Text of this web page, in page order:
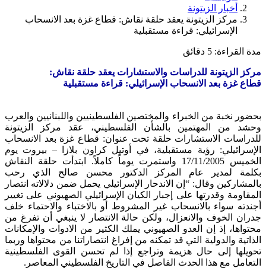
أخبار الزيتونة
مركز الزيتونة يعقد حلقة نقاش: قطاع غزة بعد الانسحاب
الإسرائيلي: قراءة مستقبلية
مدة القراءة: 5 دقائق
مركز الزيتونة للدراسات والاستشارات يعقد حلقة نقاش:
قطاع غزة بعد الانسحاب الإسرائيلي: قراءة مستقبلية
بحضور نخبة من الخبراء والمختصين الفلسطينيين واللبنانيين والعرب
وحشد من المهتمين بالشأن الفلسطيني، عقد مركز الزيتونة
للدراسات الاستشارات حلقة تحت عنوان: قطاع غزة بعد الانسحاب
الإسرائيلي: رؤية مستقبلية، في أوتيل كراون بلازا – بيروت يوم
الخميس 17/11/2005 واستمرت يوماً كاملاً. ابتدأت حلقة النقاش
بكلمة لمدير عام المركز الدكتور محسن صالح الذي رحب
بالمشاركين وقال: “إن الاندحار الإسرائيلي يحمل ضمن دلالاته انتصار
المقاومة وقدرتها على إجبار الكيان الإسرائيلي الصهيوني على تغيير
أجندته سواء بالانسحاب غير المشروط أو بالاختباء والاحتماء خلف
جدران الخوف والانعزال، ولكن حالة الانتصار لا ينبغي أن تفرغ من
محتواها، إذ إن العدو الصهيوني يملك الكثير من الادوات والإمكانات
الذاتية والدولية التي قد تمكنه من إفراغ انتصاراتنا من محتواها وربما
تحويلها إلى حال هزيمة وتراجع إذا لم تحسن القوى الفلسطينية
التعامل مع هذا الحدث الفاصل في التاريخ الفلسطيني المعاصر.